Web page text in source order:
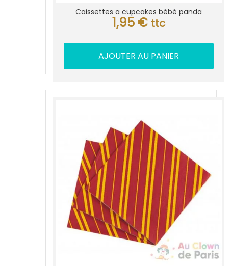
Caissettes a cupcakes bébé panda
1,95 € ttc
AJOUTER AU PANIER